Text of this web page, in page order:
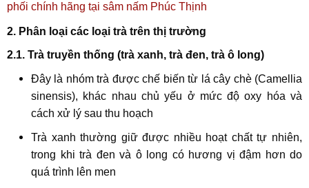
phối chính hãng tại sâm nấm Phúc Thịnh
2. Phân loại các loại trà trên thị trường
2.1. Trà truyền thống (trà xanh, trà đen, trà ô long)
Đây là nhóm trà được chế biến từ lá cây chè (Camellia
sinensis), khác nhau chủ yếu ở mức độ oxy hóa và
cách xử lý sau thu hoạch
Trà xanh thường giữ được nhiều hoạt chất tự nhiên,
trong khi trà đen và ô long có hương vị đậm hơn do
quá trình lên men